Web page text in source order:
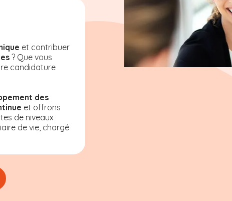
et contribuer
? Que vous
candidature
des
et offrons
de niveaux
de vie, chargé